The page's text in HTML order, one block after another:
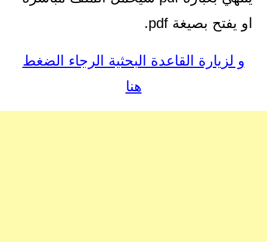
او يفتح بصيغة pdf.
و لزيارة القاعدة البحثية الرجاء الضغط
هنا